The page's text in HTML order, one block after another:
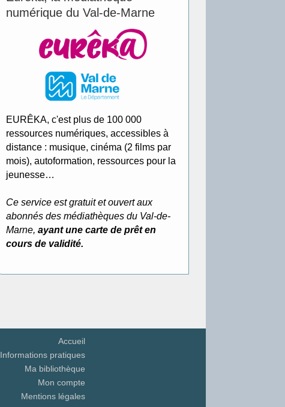
numérique du Val-de-Marne
EURÊKA, c'est plus de 100 000
ressources numériques, accessibles à
distance : musique, cinéma (2 films par
mois), autoformation, ressources pour la
jeunesse…
Ce service est gratuit et ouvert aux
abonnés des médiathèques du Val-de-
Marne, ayant une carte de prêt en
cours de validité.
Accueil
Informations pratiques
Ma bibliothèque
Mon compte
Mentions légales